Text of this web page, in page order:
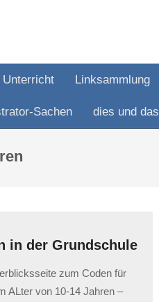
Unterricht Linksammlung
Sachen dies und das
in der Grundschule
zum Coden für
ALter von 10-14 Jahren –